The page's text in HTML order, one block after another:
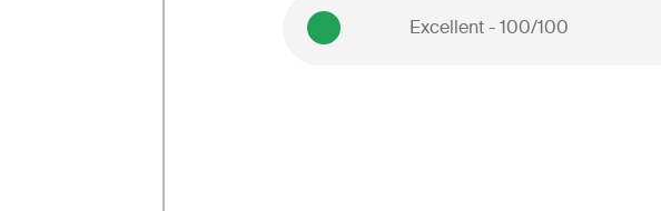
Excellent - 100/100